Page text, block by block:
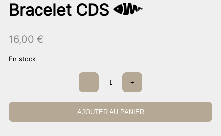
Bracelet CDS
16,00 €
En stock
quantité
Bracelet
CDS
- +
AJOUTER AU PANIER